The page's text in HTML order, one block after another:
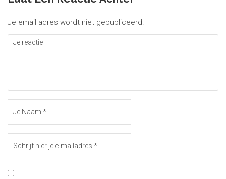
Je email adres wordt niet gepubliceerd.